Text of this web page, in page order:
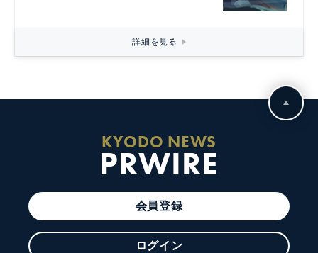
詳細を見る
KYODO NEWS
PRWIRE
会員登録
ログイン